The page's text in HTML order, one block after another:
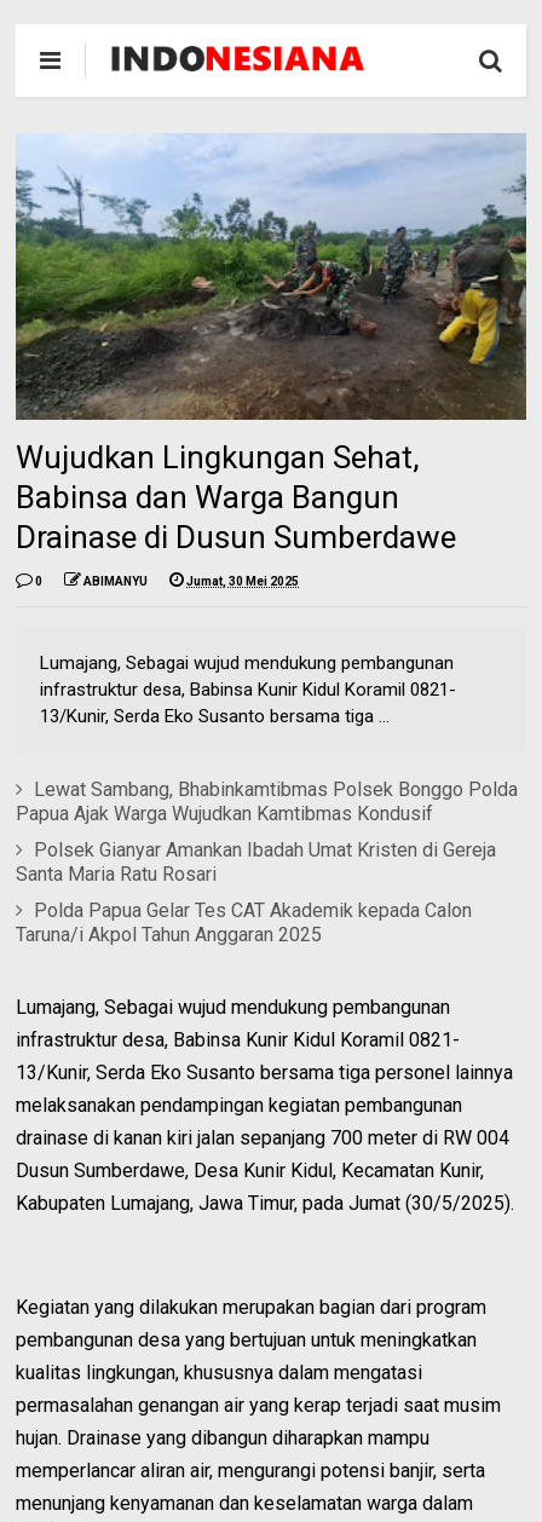
Wujudkan Lingkungan Sehat,
Babinsa dan Warga Bangun
Drainase di Dusun Sumberdawe
0 ABIMANYU Jumat, 30 Mei 2025
Lumajang, Sebagai wujud mendukung pembangunan
infrastruktur desa, Babinsa Kunir Kidul Koramil 0821-
13/Kunir, Serda Eko Susanto bersama tiga ...
Lewat Sambang, Bhabinkamtibmas Polsek Bonggo Polda
Papua Ajak Warga Wujudkan Kamtibmas Kondusif
Polsek Gianyar Amankan Ibadah Umat Kristen di Gereja
Santa Maria Ratu Rosari
Polda Papua Gelar Tes CAT Akademik kepada Calon
Taruna/i Akpol Tahun Anggaran 2025
Lumajang, Sebagai wujud mendukung pembangunan
infrastruktur desa, Babinsa Kunir Kidul Koramil 0821-
13/Kunir, Serda Eko Susanto bersama tiga personel lainnya
melaksanakan pendampingan kegiatan pembangunan
drainase di kanan kiri jalan sepanjang 700 meter di RW 004
Dusun Sumberdawe, Desa Kunir Kidul, Kecamatan Kunir,
Kabupaten Lumajang, Jawa Timur, pada Jumat (30/5/2025).
Kegiatan yang dilakukan merupakan bagian dari program
pembangunan desa yang bertujuan untuk meningkatkan
kualitas lingkungan, khususnya dalam mengatasi
permasalahan genangan air yang kerap terjadi saat musim
hujan. Drainase yang dibangun diharapkan mampu
memperlancar aliran air, mengurangi potensi banjir, serta
menunjang kenyamanan dan keselamatan warga dalam